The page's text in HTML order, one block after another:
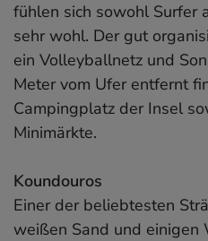
fühlen sich sowohl Surfer
sehr wohl. Der gut
ein Volleyballnetz und
Meter vom Ufer entfernt
Campingplatz der Insel
Minimärkte.
Koundouros
Einer der beliebtesten
weißen Sand und einigen